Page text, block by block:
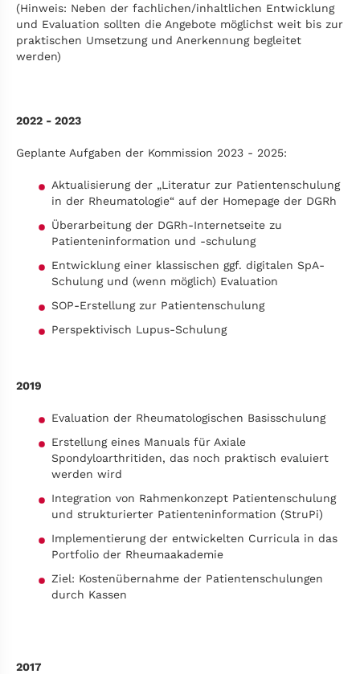
(Hinweis: Neben der fachlichen/inhaltlichen Entwicklung
und Evaluation sollten die Angebote möglichst weit bis zur
praktischen Umsetzung und Anerkennung begleitet
werden)
2022 - 2023
Geplante Aufgaben der Kommission 2023 - 2025:
Aktualisierung der „Literatur zur Patientenschulung
in der Rheumatologie“ auf der Homepage der DGRh
Überarbeitung der DGRh-Internetseite zu
Patienteninformation und -schulung
Entwicklung einer klassischen ggf. digitalen SpA-
Schulung und (wenn möglich) Evaluation
SOP-Erstellung zur Patientenschulung
Perspektivisch Lupus-Schulung
2019
Evaluation der Rheumatologischen Basisschulung
Erstellung eines Manuals für Axiale
Spondyloarthritiden, das noch praktisch evaluiert
werden wird
Integration von Rahmenkonzept Patientenschulung
und strukturierter Patienteninformation (StruPi)
Implementierung der entwickelten Curricula in das
Portfolio der Rheumaakademie
Ziel: Kostenübernahme der Patientenschulungen
durch Kassen
2017